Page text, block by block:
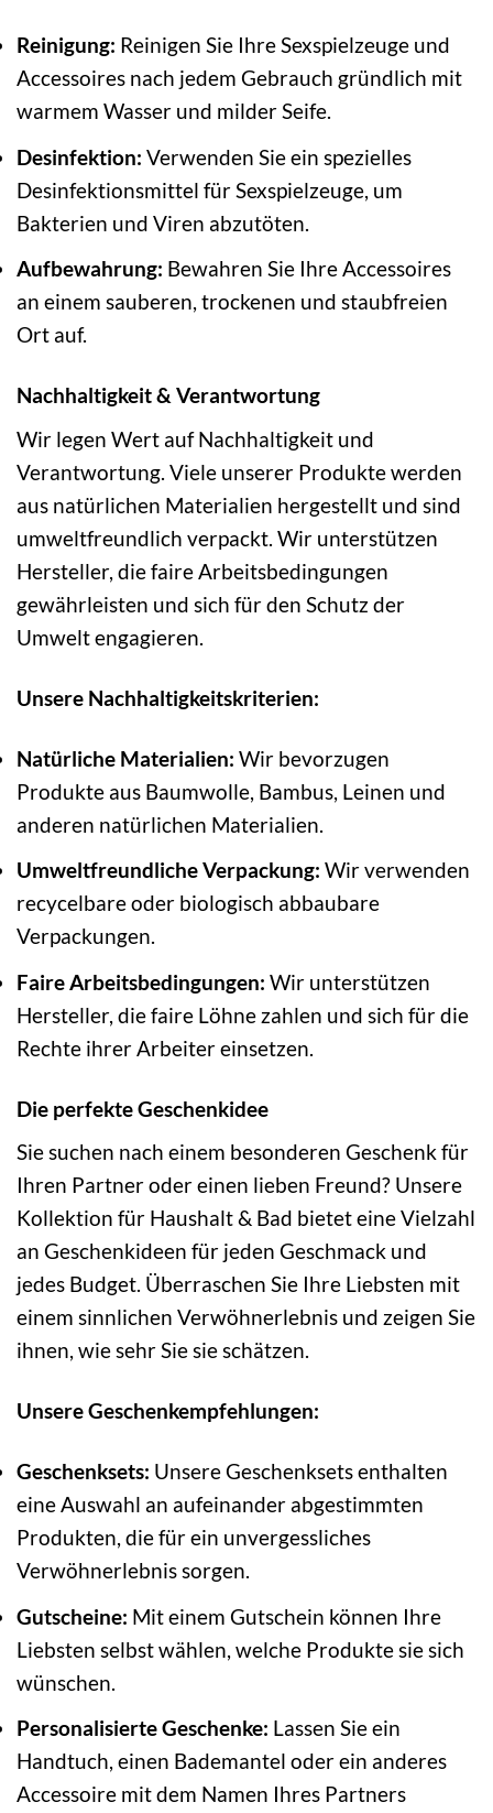
Reinigung: Reinigen Sie Ihre Sexspielzeuge und
Accessoires nach jedem Gebrauch gründlich mit
warmem Wasser und milder Seife.
Desinfektion: Verwenden Sie ein spezielles
Desinfektionsmittel für Sexspielzeuge, um
Bakterien und Viren abzutöten.
Aufbewahrung: Bewahren Sie Ihre Accessoires
an einem sauberen, trockenen und staubfreien
Ort auf.
Nachhaltigkeit & Verantwortung
Wir legen Wert auf Nachhaltigkeit und
Verantwortung. Viele unserer Produkte werden
aus natürlichen Materialien hergestellt und sind
umweltfreundlich verpackt. Wir unterstützen
Hersteller, die faire Arbeitsbedingungen
gewährleisten und sich für den Schutz der
Umwelt engagieren.
Unsere Nachhaltigkeitskriterien:
Natürliche Materialien: Wir bevorzugen
Produkte aus Baumwolle, Bambus, Leinen und
anderen natürlichen Materialien.
Umweltfreundliche Verpackung: Wir verwenden
recycelbare oder biologisch abbaubare
Verpackungen.
Faire Arbeitsbedingungen: Wir unterstützen
Hersteller, die faire Löhne zahlen und sich für die
Rechte ihrer Arbeiter einsetzen.
Die perfekte Geschenkidee
Sie suchen nach einem besonderen Geschenk für
Ihren Partner oder einen lieben Freund? Unsere
Kollektion für Haushalt & Bad bietet eine Vielzahl
an Geschenkideen für jeden Geschmack und
jedes Budget. Überraschen Sie Ihre Liebsten mit
einem sinnlichen Verwöhnerlebnis und zeigen Sie
ihnen, wie sehr Sie sie schätzen.
Unsere Geschenkempfehlungen:
Geschenksets: Unsere Geschenksets enthalten
eine Auswahl an aufeinander abgestimmten
Produkten, die für ein unvergessliches
Verwöhnerlebnis sorgen.
Gutscheine: Mit einem Gutschein können Ihre
Liebsten selbst wählen, welche Produkte sie sich
wünschen.
Personalisierte Geschenke: Lassen Sie ein
Handtuch, einen Bademantel oder ein anderes
Accessoire mit dem Namen Ihres Partners